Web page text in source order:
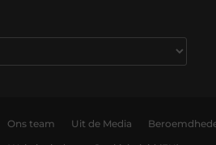
Ons team Uit de Media